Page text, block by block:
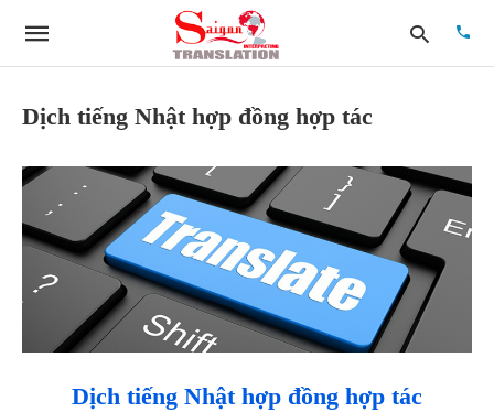
Type
your
query
and
Dịch tiếng Nhật hợp đồng hợp tác
Dịch tiếng Nhật hợp đồng hợp tác